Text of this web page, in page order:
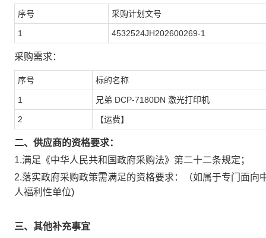
序号 采购计划文号
1 4532524JH202600269-1
采购需求：
序号 标的名称
1 兄弟 DCP-7180DN 激光打印机
2 【运费】
二、供应商的资格要求：
1.满足《中华人民共和国政府采购法》第二十二条规定；
2.落实政府采购政策需满足的资格要求：
（如属于专门面
人福利性单位)
三、其他补充事宜